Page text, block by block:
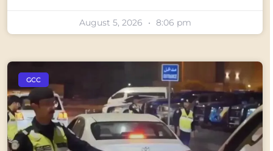
August 5, 2026 8:06 pm
GCC